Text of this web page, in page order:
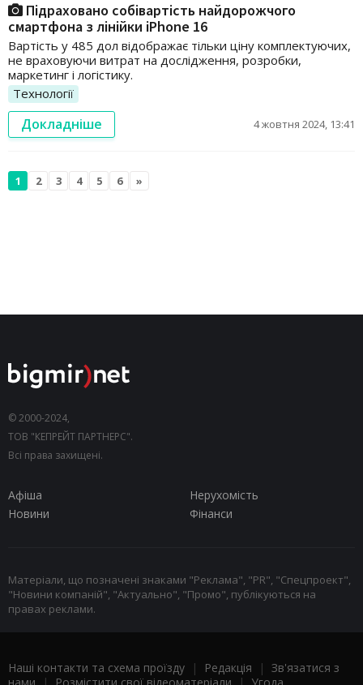
Підраховано собівартість найдорожчого
смартфона з лінійки iPhone 16
Вартість у 485 дол відображає тільки ціну комплектуючих,
не враховуючи витрат на дослідження, розробки,
маркетинг і логістику.
Технології
Докладніше 4 жовтня 2024, 13:41
1 2 3 4 5 6 »
© 2000-2024,
ТОВ "КЕПРЕЙТ ПАРТНЕРС".
Всі права захищені.
Афіша
Нерухомість
Новини
Фінанси
Матеріали, що позначені знаками "Реклама", "PR", "Спецпроект",
"Новини компаній", "Актуально", "Промо", публікуються на
правах реклами.
Наші контакти та схема проїзду | Редакція | Зв'язатися з